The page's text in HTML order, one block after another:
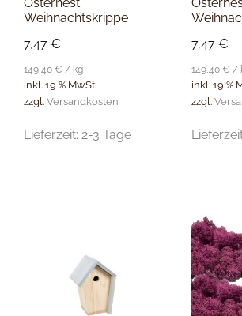
Weihnachtskrippe
7,47 €
149,40 € / kg
inkl. 19 % MwSt.
zzgl. Versandkosten
Lieferzeit: 2-3 Tage
7,47€
149,40€ /
inkl. 19 %
zzgl.